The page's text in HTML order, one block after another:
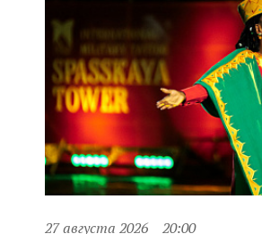
27 августа 2026 20:00